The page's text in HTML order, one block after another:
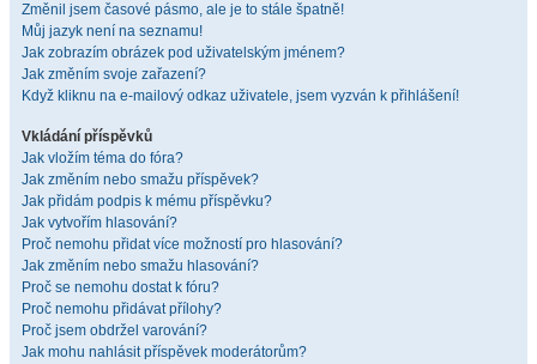
Změnil jsem časové pásmo, ale je to stále špatně!
Můj jazyk není na seznamu!
Jak zobrazím obrázek pod uživatelským jménem?
Jak změním svoje zařazení?
Když kliknu na e-mailový odkaz uživatele, jsem vyzván k přihlášení!
Vkládání příspěvků
Jak vložím téma do fóra?
Jak změním nebo smažu příspěvek?
Jak přidám podpis k mému příspěvku?
Jak vytvořím hlasování?
Proč nemohu přidat více možností pro hlasování?
Jak změním nebo smažu hlasování?
Proč se nemohu dostat k fóru?
Proč nemohu přidávat přílohy?
Proč jsem obdržel varování?
Jak mohu nahlásit příspěvek moderátorům?